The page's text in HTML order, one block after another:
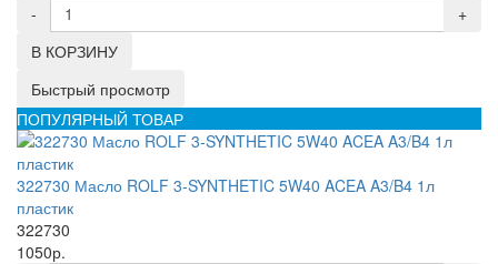
-
+
В КОРЗИНУ
Быстрый просмотр
ПОПУЛЯРНЫЙ ТОВАР
322730 Масло ROLF 3-SYNTHETIC 5W40 ACEA A3/B4 1л
пластик
322730
1050р.